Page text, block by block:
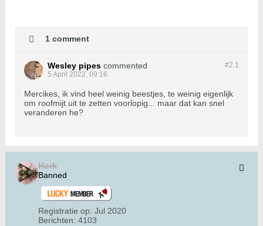
1 comment
#2.1
Wesley pipes commented
5 April 2022, 09:16
Mercikes, ik vind heel weinig beestjes, te weinig eigenlijk
om roofmijt uit te zetten voorlopig... maar dat kan snel
veranderen he?
Hork
Banned
Registratie op: Jul 2020
Berichten: 4103